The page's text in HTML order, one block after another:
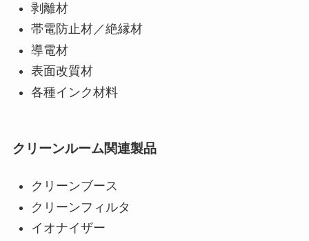
剥離材
帯電防止材／絶縁材
導電材
表面改質材
各種インク材料
クリーンルーム関連製品
クリーンブース
クリーンフィルタ
イオナイザー